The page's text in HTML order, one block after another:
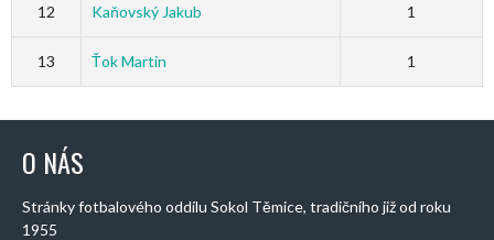
12 Kaňovský Jakub 1
13 Ťok Martin 1
O NÁS
Stránky fotbalového oddílu Sokol Těmice, tradičního již od roku
1955